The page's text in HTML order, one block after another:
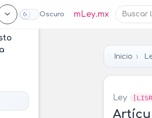
Oscuro mLey.mx
Inicio
Ley